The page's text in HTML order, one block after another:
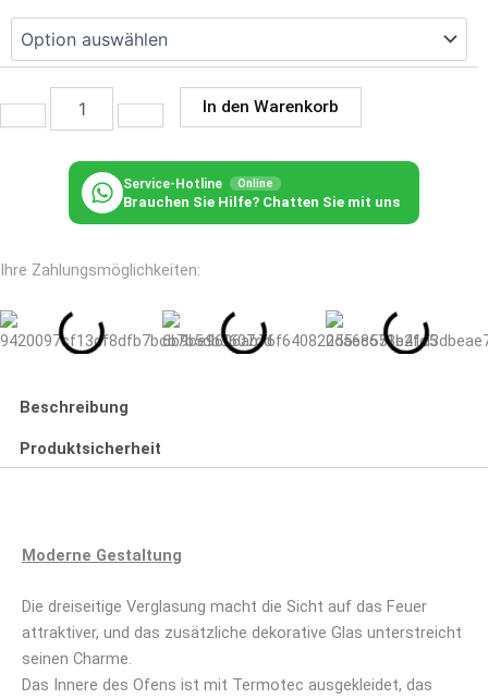
View
Menge
In den Warenkorb
Service-Hotline Online
Brauchen Sie Hilfe? Chatten Sie mit uns
Ihre Zahlungsmöglichkeiten:
Beschreibung
Produktsicherheit
Moderne Gestaltung
Die dreiseitige Verglasung macht die Sicht auf das Feuer
attraktiver, und das zusätzliche dekorative Glas unterstreicht
seinen Charme.
Das Innere des Ofens ist mit Termotec ausgekleidet, das